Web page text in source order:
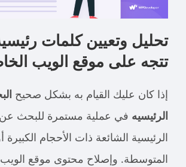
تحليل وتعيين كلمات
تتجه على موقع الويب
إذا كان عليك القيام به بشكل صحيح
الرئيسيهفي عملية مستمرة للبحث عن
الرئيسية الشائعة ذات الأحجام الكبيرة
المتوسطة. وإصلاح محتوى موقع الويب